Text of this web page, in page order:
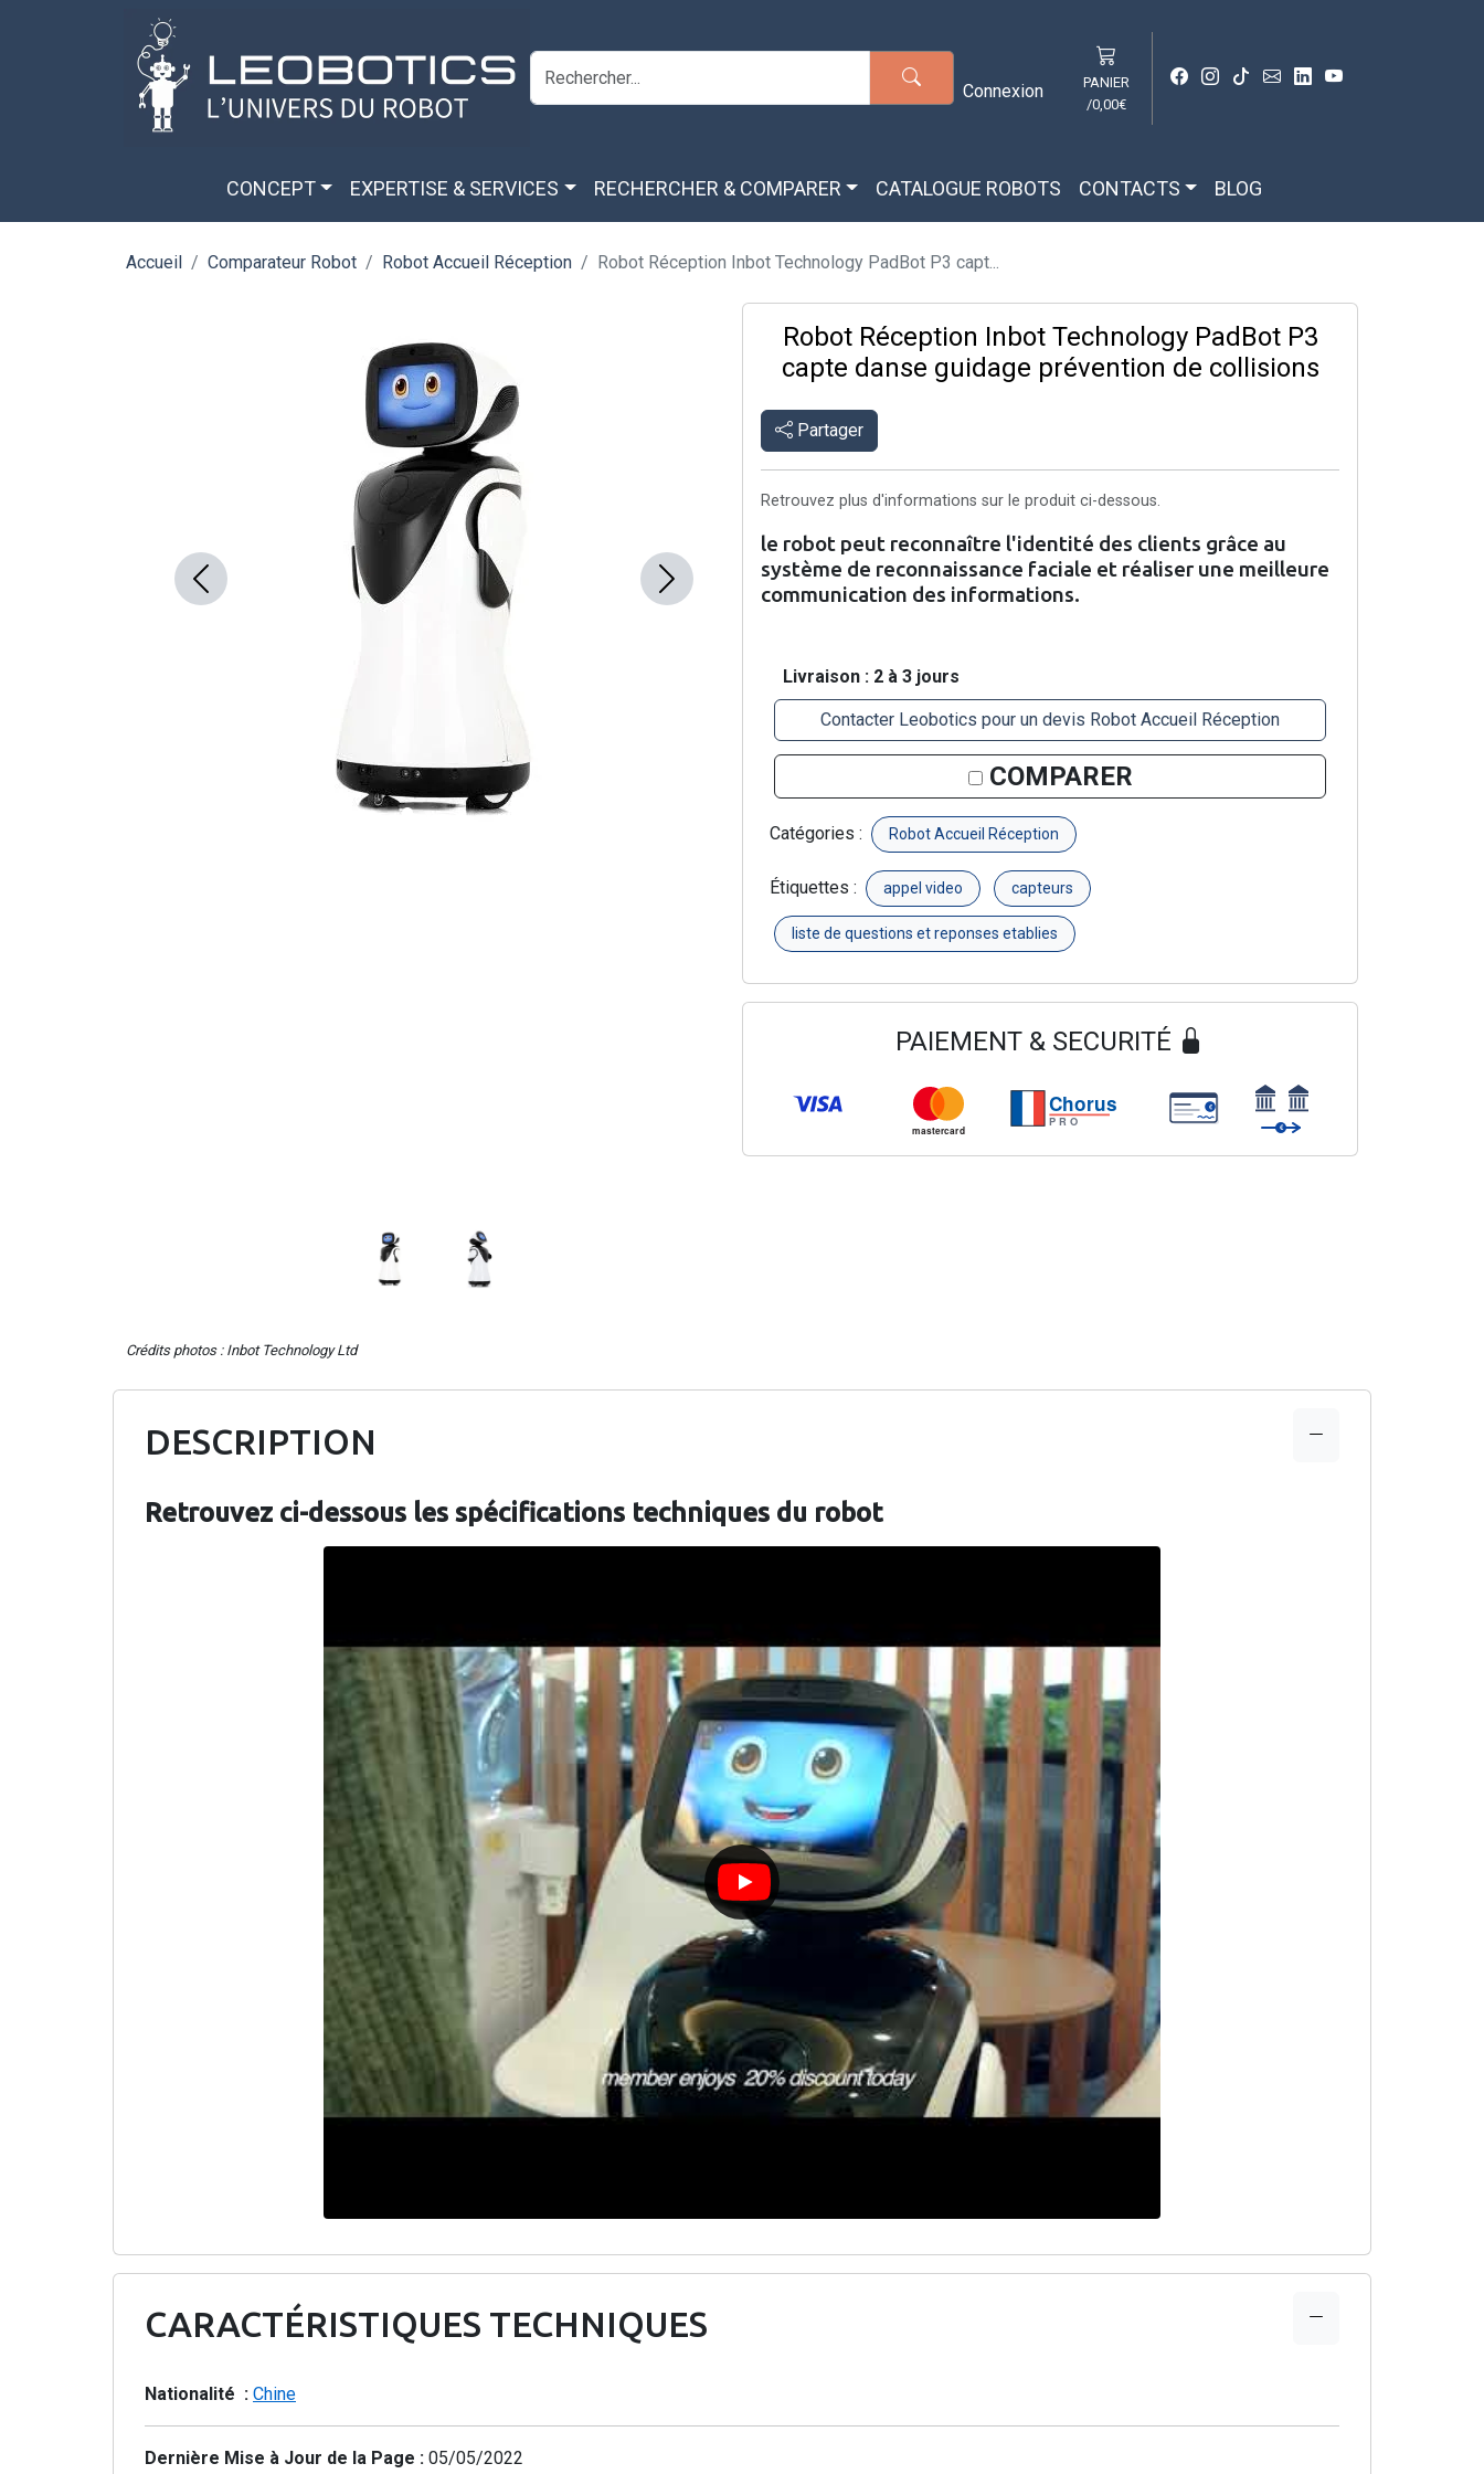
Aller au contenu principal
Connexion
PANIER
/0,00€
CONCEPT EXPERTISE & SERVICES RECHERCHER & COMPARER CATALOGUE ROBOTS CONTACTS BLOG
Accueil Comparateur Robot Robot Accueil Réception Robot Réception Inbot Technology PadBot P3 capt...
Previous Next
Crédits photos : Inbot Technology Ltd
Robot Réception Inbot Technology PadBot P3
capte danse guidage prévention de collisions
Partager
Retrouvez plus d'informations sur le produit ci-dessous.
le robot peut reconnaître l'identité des clients grâce au
système de reconnaissance faciale et réaliser une meilleure
communication des informations.
Livraison : 2 à 3 jours
Contacter Leobotics pour un devis Robot Accueil Réception
COMPARER
Catégories : Robot Accueil Réception
Étiquettes : appel video capteurs
liste de questions et reponses etablies
PAIEMENT & SECURITÉ
mastercard
Chorus
PRO
€
€
DESCRIPTION
Retrouvez ci-dessous les spécifications techniques du robot
CARACTÉRISTIQUES TECHNIQUES
Nationalité : Chine
Dernière Mise à Jour de la Page : 05/05/2022
Panneau de gestion des cookies